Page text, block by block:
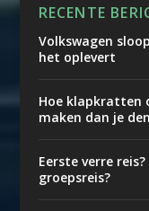
RECENTE
Volkswagen
het oplevert
Hoe klapkratten
maken dan je
Eerste verre
groepsreis?